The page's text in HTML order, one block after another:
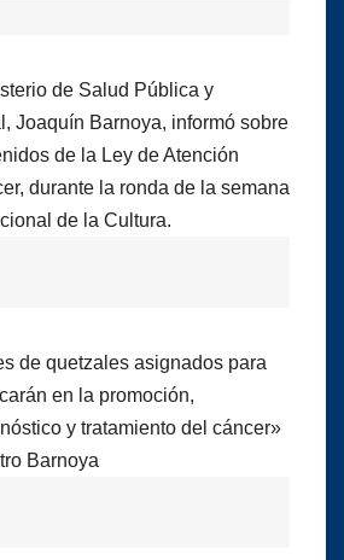
de Salud Pública y
Joaquín Barnoya, informó sobre
de la Ley de Atención
durante la ronda de la semana
de la Cultura.
de quetzales asignados para
en la promoción,
y tratamiento del cáncer»
Barnoya